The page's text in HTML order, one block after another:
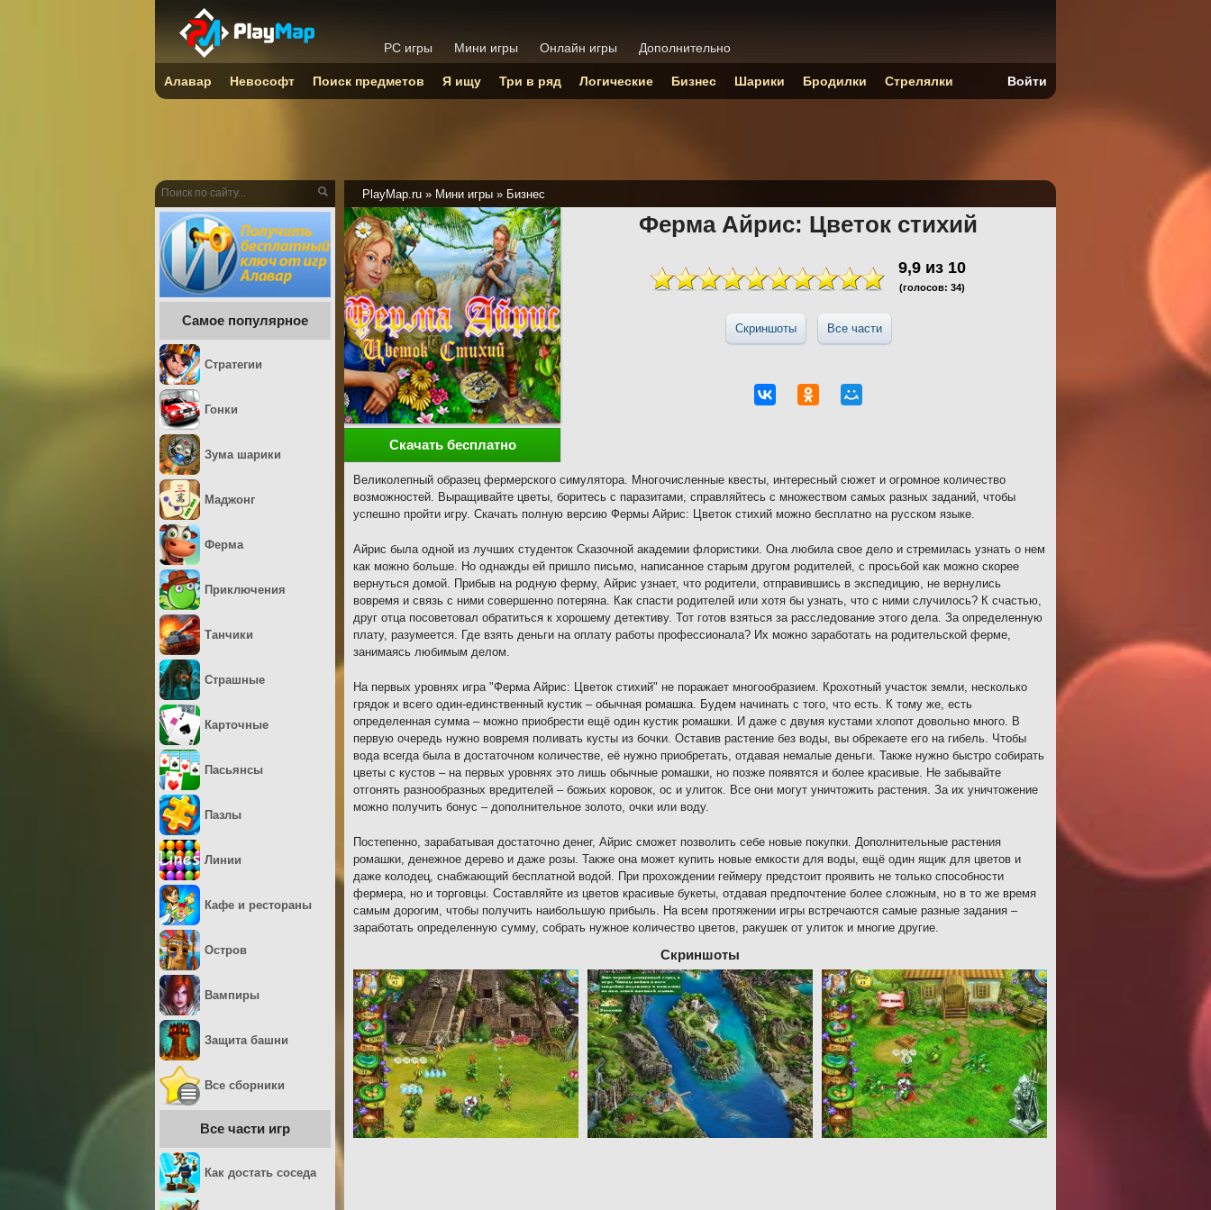
PlayMap.ru » Мини игры » Бизнес
Ферма Айрис: Цветок стихий
9,9 из 10
(голосов: 34)
Скриншоты Все части
Скачать бесплатно
Великолепный образец фермерского симулятора. Многочисленные квесты, интересный сюжет и огромное количество
возможностей. Выращивайте цветы, боритесь с паразитами, справляйтесь с множеством самых разных заданий, чтобы
успешно пройти игру. Скачать полную версию Фермы Айрис: Цветок стихий можно бесплатно на русском языке.
Айрис была одной из лучших студенток Сказочной академии флористики. Она любила свое дело и стремилась узнать о нем
как можно больше. Но однажды ей пришло письмо, написанное старым другом родителей, с просьбой как можно скорее
вернуться домой. Прибыв на родную ферму, Айрис узнает, что родители, отправившись в экспедицию, не вернулись
вовремя и связь с ними совершенно потеряна. Как спасти родителей или хотя бы узнать, что с ними случилось? К счастью,
друг отца посоветовал обратиться к хорошему детективу. Тот готов взяться за расследование этого дела. За определенную
плату, разумеется. Где взять деньги на оплату работы профессионала? Их можно заработать на родительской ферме,
занимаясь любимым делом.
На первых уровнях игра "Ферма Айрис: Цветок стихий" не поражает многообразием. Крохотный участок земли, несколько
грядок и всего один-единственный кустик – обычная ромашка. Будем начинать с того, что есть. К тому же, есть
определенная сумма – можно приобрести ещё один кустик ромашки. И даже с двумя кустами хлопот довольно много. В
первую очередь нужно вовремя поливать кусты из бочки. Оставив растение без воды, вы обрекаете его на гибель. Чтобы
вода всегда была в достаточном количестве, её нужно приобретать, отдавая немалые деньги. Также нужно быстро собирать
цветы с кустов – на первых уровнях это лишь обычные ромашки, но позже появятся и более красивые. Не забывайте
отгонять разнообразных вредителей – божьих коровок, ос и улиток. Все они могут уничтожить растения. За их уничтожение
можно получить бонус – дополнительное золото, очки или воду.
Постепенно, зарабатывая достаточно денег, Айрис сможет позволить себе новые покупки. Дополнительные растения
ромашки, денежное дерево и даже розы. Также она может купить новые емкости для воды, ещё один ящик для цветов и
даже колодец, снабжающий бесплатной водой. При прохождении геймеру предстоит проявить не только способности
фермера, но и торговцы. Составляйте из цветов красивые букеты, отдавая предпочтение более сложным, но в то же время
самым дорогим, чтобы получить наибольшую прибыль. На всем протяжении игры встречаются самые разные задания –
заработать определенную сумму, собрать нужное количество цветов, ракушек от улиток и многие другие.
Скриншоты
Самое популярное
Стратегии
Гонки
Зума шарики
Маджонг
Ферма
Приключения
Танчики
Страшные
Карточные
Пасьянсы
Пазлы
Линии
Кафе и рестораны
Остров
Вампиры
Защита башни
Все сборники
Все части игр
Как достать соседа
PC игры Мини игры Онлайн игры Дополнительно
Алавар Невософт Поиск предметов Я ищу Три в ряд Логические Бизнес Шарики Бродилки Стрелялки Войти